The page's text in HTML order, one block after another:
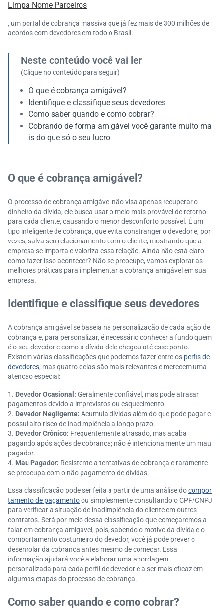
Limpa Nome Parceiros
, um portal de cobrança massiva que já fez mais de 300 milhões de
acordos com devedores em todo o Brasil.
Neste conteúdo você vai ler
(Clique no conteúdo para seguir)
O que é cobrança amigável?
Identifique e classifique seus devedores
Como saber quando e como cobrar?
Cobrando de forma amigável você garante muito ma
is do que só o seu lucro
O que é cobrança amigável?
O processo de cobrança amigável não visa apenas recuperar o
dinheiro da dívida; ele busca usar o meio mais provável de retorno
para cada cliente, causando o menor desconforto possível. É um
tipo inteligente de cobrança, que evita constranger o devedor e, por
vezes, salva seu relacionamento com o cliente, mostrando que a
empresa se importa e valoriza essa relação. Ainda não está claro
como fazer isso acontecer? Não se preocupe, vamos explorar as
melhores práticas para implementar a cobrança amigável em sua
empresa.
Identifique e classifique seus devedores
A cobrança amigável se baseia na personalização de cada ação de
cobrança e, para personalizar, é necessário conhecer a fundo quem
é o seu devedor e como a dívida dele chegou até esse ponto.
Existem várias classificações que podemos fazer entre os perfis de
devedores, mas quatro delas são mais relevantes e merecem uma
atenção especial:
Devedor Ocasional: Geralmente confiável, mas pode atrasar
pagamentos devido a imprevistos ou esquecimento.
Devedor Negligente: Acumula dívidas além do que pode pagar e
possui alto risco de inadimplência a longo prazo.
Devedor Crônico: Frequentemente atrasado, mas acaba
pagando após ações de cobrança; não é intencionalmente um mau
pagador.
Mau Pagador: Resistente a tentativas de cobrança e raramente
se preocupa com o não pagamento de dívidas.
Essa classificação pode ser feita a partir de uma análise docompor
tamento de pagamentoou simplesmente consultando o CPF/CNPJ
para verificar a situação de inadimplência do cliente em outros
contratos. Será por meio dessa classificação que começaremos a
falar em cobrança amigável, pois, sabendo o motivo da dívida e o
comportamento costumeiro do devedor, você já pode prever o
desenrolar da cobrança antes mesmo de começar. Essa
informação ajudará você a elaborar uma abordagem
personalizada para cada perfil de devedor e a ser mais eficaz em
algumas etapas do processo de cobrança.
Como saber quando e como cobrar?